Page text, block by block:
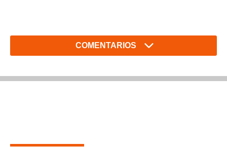
COMENTARIOS